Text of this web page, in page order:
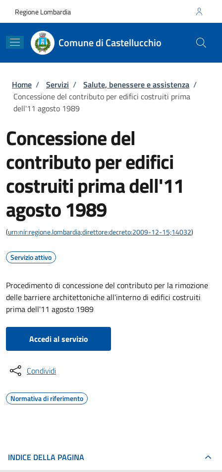
Regione Lombardia
Comune di Castellucchio
Briciole di pane
Home / Servizi / Salute, benessere e assistenza /
Concessione del contributo per edifici costruiti prima
dell'11 agosto 1989
Concessione del
contributo per edifici
costruiti prima dell'11
agosto 1989
(urn:nir:regione.lombardia;direttore:decreto:2009-12-15;14032)
Servizio attivo
Procedimento di concessione del contributo per la rimozione
delle barriere architettoniche all'interno di edifici costruiti
prima dell'11 agosto 1989
Accedi al servizio
Condividi
Normativa di riferimento
INDICE DELLA PAGINA